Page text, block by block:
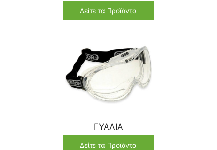
Δείτε τα Προϊόντα
ΓΥΑΛΙΑ
Δείτε τα Προϊόντα